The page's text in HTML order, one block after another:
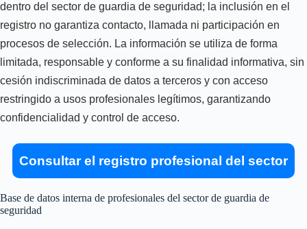
dentro del sector de guardia de seguridad; la inclusión en el
registro no garantiza contacto, llamada ni participación en
procesos de selección. La información se utiliza de forma
limitada, responsable y conforme a su finalidad informativa, sin
cesión indiscriminada de datos a terceros y con acceso
restringido a usos profesionales legítimos, garantizando
confidencialidad y control de acceso.
Consultar el registro profesional del sector
Base de datos interna de profesionales del sector de guardia de
seguridad